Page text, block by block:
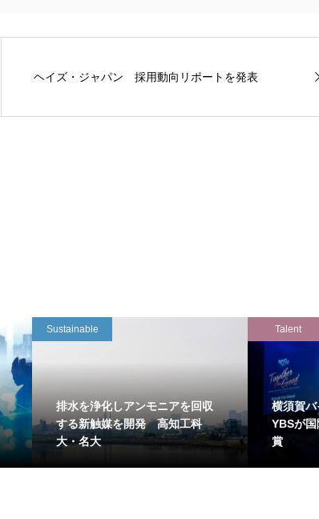
ヘイズ・ジャパン 採用動向リポートを発表
Sustainable
排水を浄化しアンモニアを回収
する新触媒を開発 高知工科
大・名大
Talent
横須賀
YBSが
賞